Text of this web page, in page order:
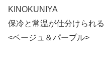
KINOKUNIYA
保冷と常温が仕分けられ
<ベージュ＆パープル>